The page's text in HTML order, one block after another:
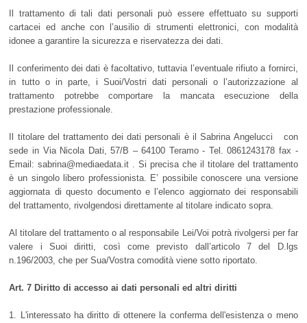
Il trattamento di tali dati personali può essere effettuato su supporti
cartacei ed anche con l’ausilio di strumenti elettronici, con modalità
idonee a garantire la sicurezza e riservatezza dei dati.
Il conferimento dei dati è facoltativo, tuttavia l’eventuale rifiuto a fornirci,
in tutto o in parte, i Suoi/Vostri dati personali o l’autorizzazione al
trattamento potrebbe comportare la mancata esecuzione della
prestazione professionale.
Il titolare del trattamento dei dati personali è il Sabrina Angelucci con
sede in Via Nicola Dati, 57/B – 64100 Teramo - Tel. 0861243178 fax -
Email: sabrina@mediaedata.it . Si precisa che il titolare del trattamento
è un singolo libero professionista. E’ possibile conoscere una versione
aggiornata di questo documento e l’elenco aggiornato dei responsabili
del trattamento, rivolgendosi direttamente al titolare indicato sopra.
Al titolare del trattamento o al responsabile Lei/Voi potrà rivolgersi per far
valere i Suoi diritti, così come previsto dall’articolo 7 del D.lgs
n.196/2003, che per Sua/Vostra comodità viene sotto riportato.
Art. 7 Diritto di accesso ai dati personali ed altri diritti
1. L'interessato ha diritto di ottenere la conferma dell'esistenza o meno